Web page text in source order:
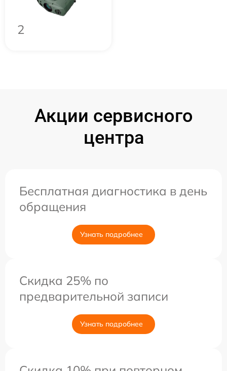
2
Акции сервисного
центра
Бесплатная диагностика в день
обращения
Узнать подробнее
Скидка 25% по
предварительной записи
Узнать подробнее